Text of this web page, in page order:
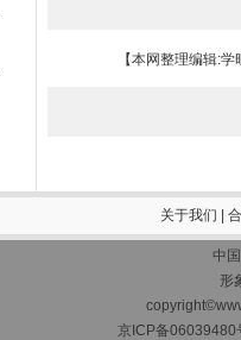
【本网整理编辑:学
关于我们
中
形
京ICP备06039480